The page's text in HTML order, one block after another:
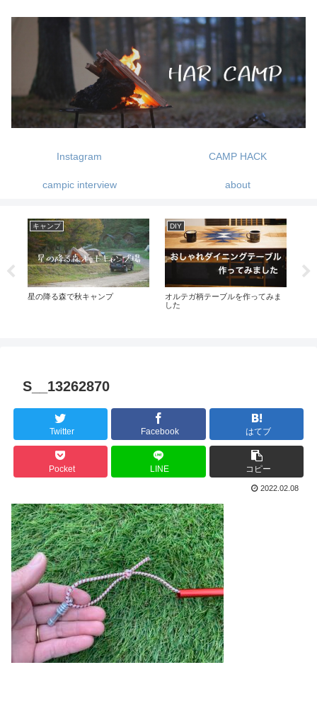
Instagram CAMP HACK
campic interview about
キャンプ
星の降る森で秋キャンプ
DIY
オルテガ柄テーブルを作ってみま
した
S__13262870
Twitter Facebook はてブ
Pocket LINE コピー
2022.02.08